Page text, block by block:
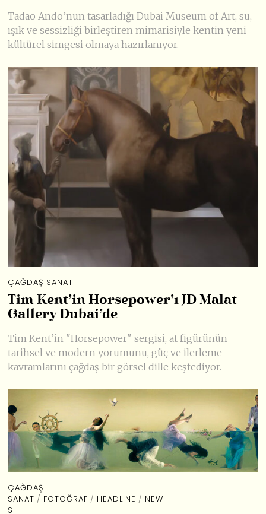
Tadao Ando’nun tasarladığı Dubai Museum of Art, su,
ışık ve sessizliği birleştiren mimarisiyle kentin yeni
kültürel simgesi olmaya hazırlanıyor.
ÇAĞDAŞ SANAT
Tim Kent’in Horsepower’ı JD Malat
Gallery Dubai’de
Tim Kent’in "Horsepower" sergisi, at figürünün
tarihsel ve modern yorumunu, güç ve ilerleme
kavramlarını çağdaş bir görsel dille keşfediyor.
ÇAĞDAŞ
SANAT / FOTOĞRAF / HEADLINE / NEW
S